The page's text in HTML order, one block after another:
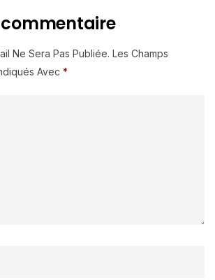
commentaire
Ne Sera Pas Publiée. Les Champs
Avec *